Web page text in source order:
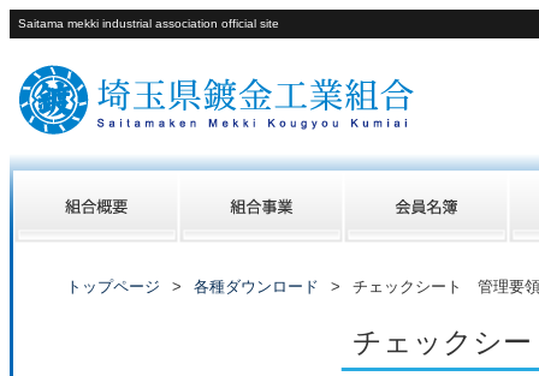
Saitama mekki industrial association official site
トップページ 各種ダウンロード チェックシート 管理要
チェックシ